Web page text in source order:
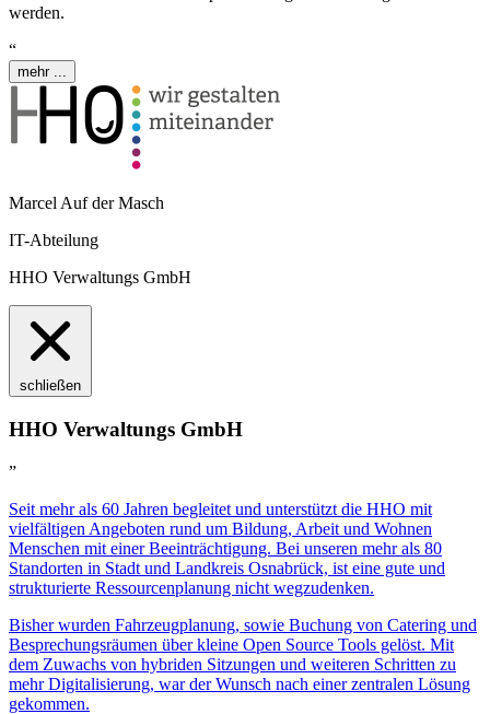
werden.
“
mehr ...
Marcel Auf der Masch
IT-Abteilung
HHO Verwaltungs GmbH
schließen
HHO Verwaltungs GmbH
”
Seit mehr als 60 Jahren begleitet und unterstützt die HHO mit
vielfältigen Angeboten rund um Bildung, Arbeit und Wohnen
Menschen mit einer Beeinträchtigung. Bei unseren mehr als 80
Standorten in Stadt und Landkreis Osnabrück, ist eine gute und
strukturierte Ressourcenplanung nicht wegzudenken.
Bisher wurden Fahrzeugplanung, sowie Buchung von Catering und
Besprechungsräumen über kleine Open Source Tools gelöst. Mit
dem Zuwachs von hybriden Sitzungen und weiteren Schritten zu
mehr Digitalisierung, war der Wunsch nach einer zentralen Lösung
gekommen.